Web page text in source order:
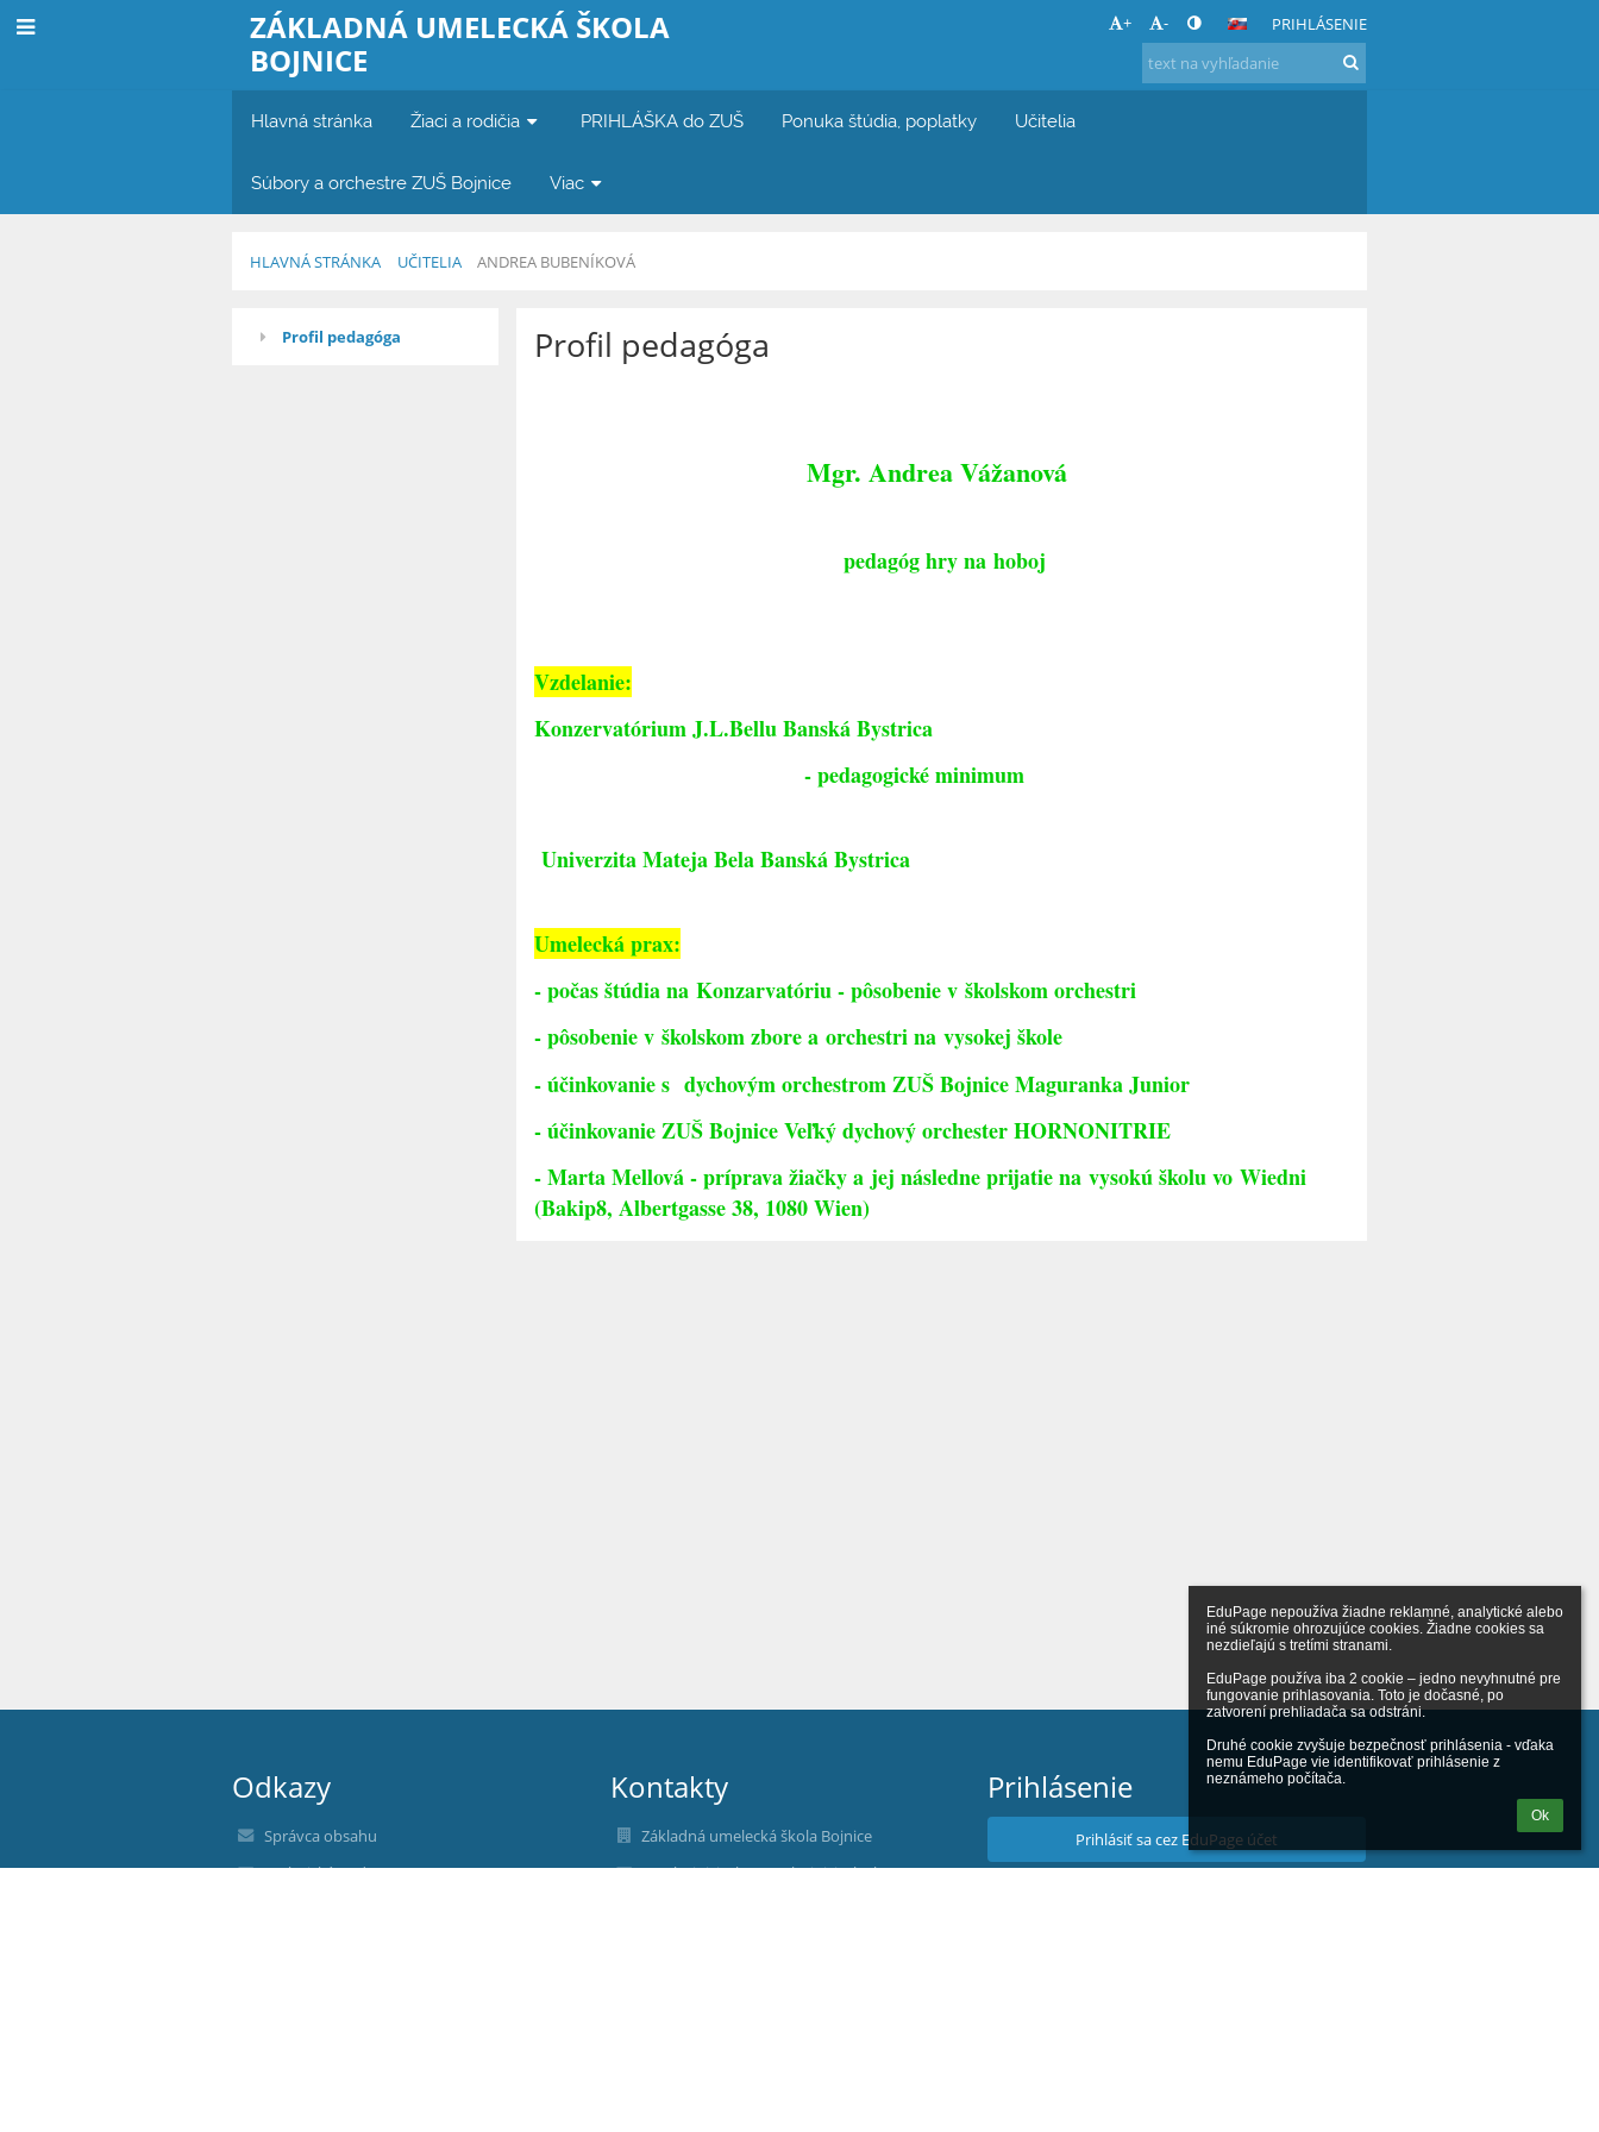
EduPage nepoužíva žiadne reklamné, analytické alebo
iné súkromie ohrozujúce cookies. Žiadne cookies sa
nezdieľajú s tretími stranami.
EduPage používa iba 2 cookie – jedno nevyhnutné pre
fungovanie prihlasovania. Toto je dočasné, po
zatvorení prehliadača sa odstráni.
Druhé cookie zvyšuje bezpečnosť prihlásenia - vďaka
nemu EduPage vie identifikovať prihlásenie z
neznámeho počítača.
Ok
ZÁKLADNÁ UMELECKÁ ŠKOLA
BOJNICE
+ - PRIHLÁSENIE
Hlavná stránka Žiaci a rodičia PRIHLÁŠKA do ZUŠ Ponuka štúdia, poplatky Učitelia
Súbory a orchestre ZUŠ Bojnice Viac
HLAVNÁ STRÁNKA UČITELIA ANDREA BUBENÍKOVÁ
Andrea
Profil pedagóga Profil pedagóga
Mgr. Andrea Vážanová
pedagóg hry na hoboj
Vzdelanie:
Konzervatórium J.L.Bellu Banská Bystrica
- pedagogické minimum
Univerzita Mateja Bela Banská Bystrica
Umelecká prax:
- počas štúdia na Konzarvatóriu - pôsobenie v školskom orchestri
- pôsobenie v školskom zbore a orchestri na vysokej škole
- účinkovanie s dychovým orchestrom ZUŠ Bojnice Maguranka Junior
- účinkovanie ZUŠ Bojnice Veľký dychový orchester HORNONITRIE
- Marta Mellová - príprava žiačky a jej následne prijatie na vysokú školu vo Wiedni
(Bakip8, Albertgasse 38, 1080 Wien)
Odkazy
Správca obsahu
Technická podpora
Kontakty
Základná umelecká škola Bojnice
zusvbojniciach@zusvbojniciach.sk
Prihlásenie
Prihlásiť sa cez EduPage účet